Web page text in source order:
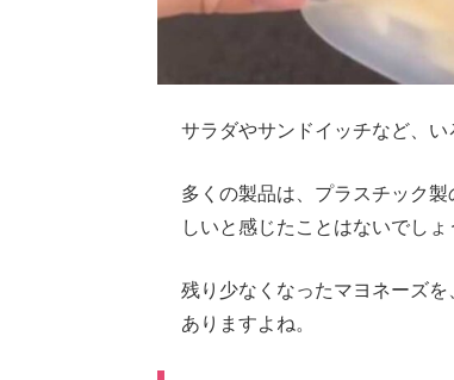
サラダやサンドイッチなど、い
多くの製品は、プラスチック
しいと感じたことはないでしょ
残り少なくなったマヨネーズ
ありますよね。